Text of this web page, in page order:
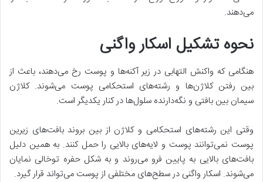
می‌دهند.
نحوه تشکیل اسکار واگنی
هنگامی که واکنش التهابی در زیر آکنه‌ها و پوست رخ می‌دهند، باعث از
بین رفتن کلاژن‌ها و رشته‌های استحکامی پوست می‌شوند. کلاژن
سیمان بین بافتی و نگه‌دارنده سلول‌ها در کنار یکدیگر است.
وقتی این رشته‌های استحکامی و کلاژن از بین بروند بافت‌های زیرین
پوست نمی‌توانند پوست و لایه‌های بالایی را حمل کنند. به همین دلیل
بافت‌های بالایی به پایین فرو می‌روند و به شکل حفره توخالی نمایان
می‌شوند. اسکار واگنی در سطح‌های مختلفی از پوست می‌تواند قرار گیرد.